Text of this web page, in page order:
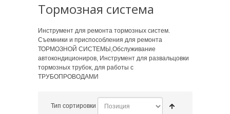
Тормозная система
Инструмент для ремонта тормозных систем.
Съемники и приспособления для ремонта
ТОРМОЗНОЙ СИСТЕМЫ,Обслуживание
автокондициониров, Инструмент для развальцовки
тормозных трубок, для работы с
ТРУБОПРОВОДАМИ
Тип сортировки